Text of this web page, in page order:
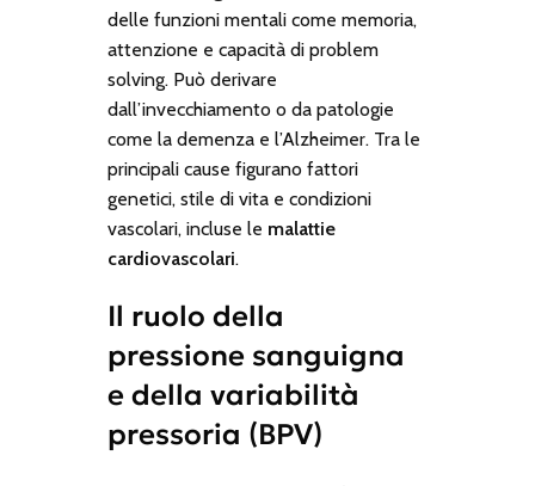
delle funzioni mentali come memoria,
attenzione e capacità di problem
solving. Può derivare
dall’invecchiamento o da patologie
come la demenza e l’Alzheimer. Tra le
principali cause figurano fattori
genetici, stile di vita e condizioni
vascolari, incluse le malattie
cardiovascolari.
Il ruolo della
pressione sanguigna
e della variabilità
pressoria (BPV)